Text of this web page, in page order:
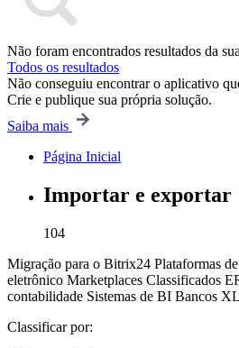
Não foram encontrados resultados da
Todos os resultados
Não conseguiu encontrar o aplicativo
Crie e publique sua própria solução.
Saiba mais
Página Inicial
Importar e exportar
104
Migração para o Bitrix24 Plataformas
eletrônico Marketplaces Classificados
contabilidade Sistemas de BI Bancos
Classificar por: